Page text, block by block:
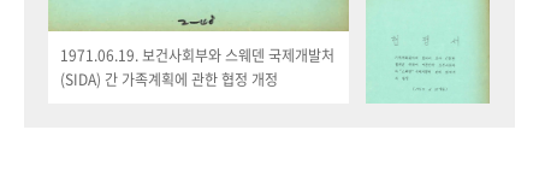
1971.06.19. 보건사회부와 스웨덴 국제개발처
(SIDA) 간 가족계획에 관한 협정 개정